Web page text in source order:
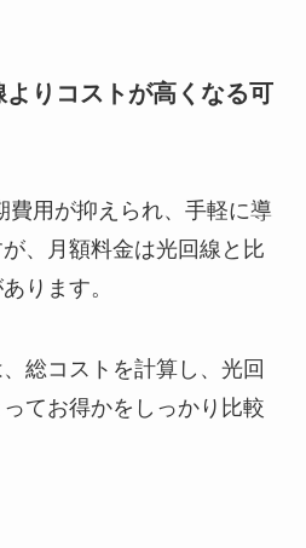
りコストが高くなる可
費用が抑えられ、手軽に導
、月額料金は光回線と比
ります。
総コストを計算し、光回
てお得かをしっかり比較